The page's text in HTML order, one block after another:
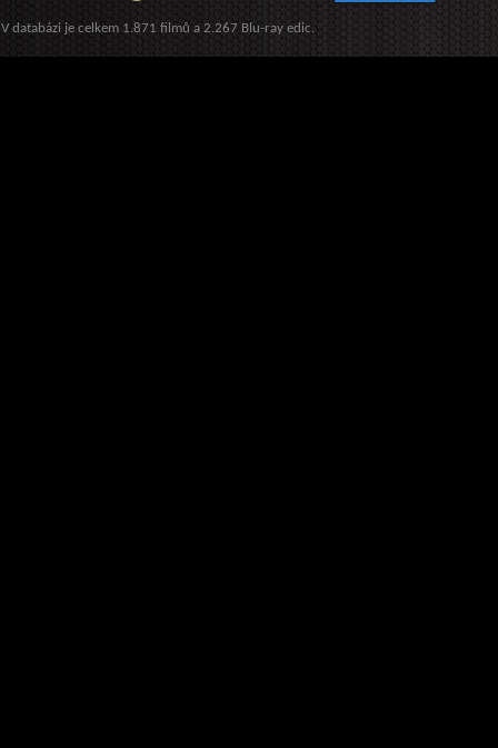
V databázi je celkem 1.871 filmů a 2.267 Blu-ray edic.